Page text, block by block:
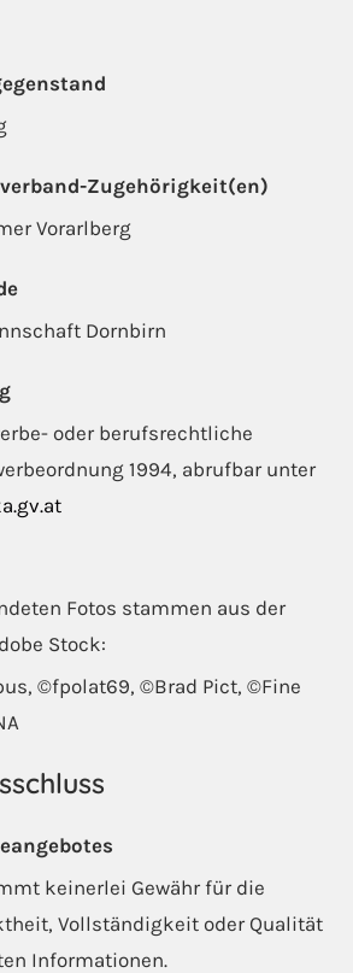
Zugehörigkeit(en)
Vorarlberg
Dornbirn
oder berufsrechtliche
1994, abrufbar unter
Fotos stammen aus der
Stock:
©fpolat69, ©Brad Pict, ©Fine
keinerlei Gewähr für die
Vollständigkeit oder Qualität
Informationen.